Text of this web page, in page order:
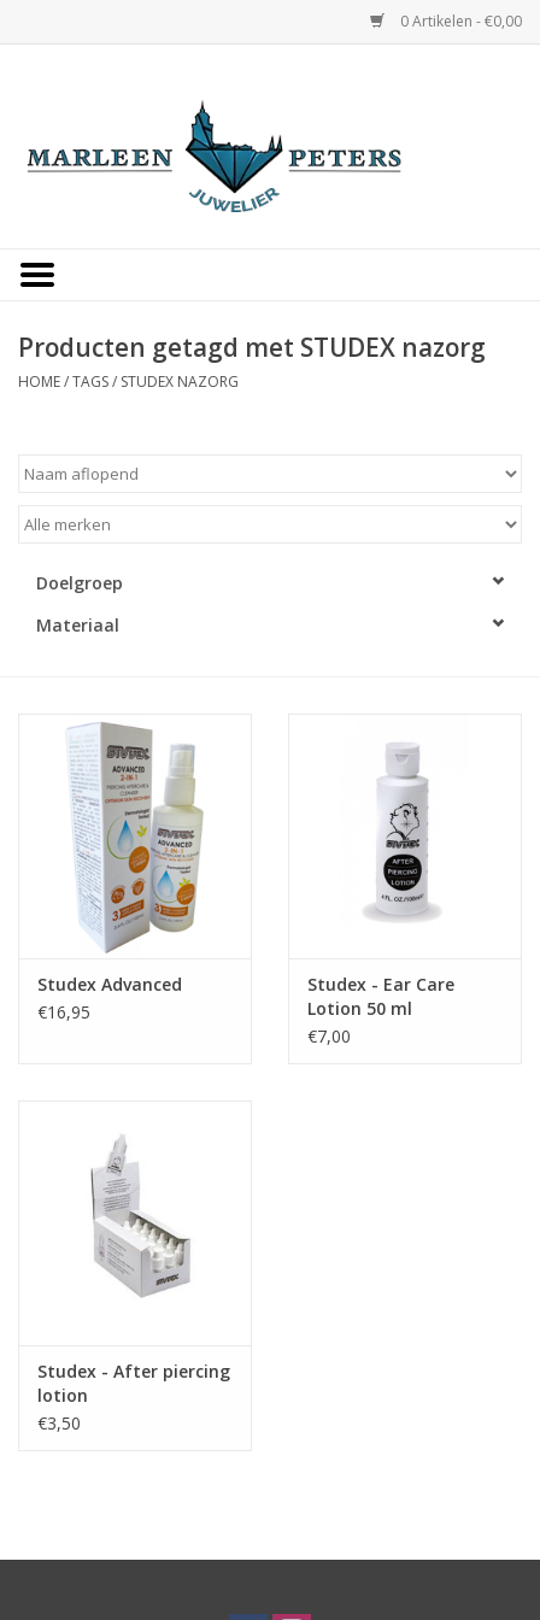
0 Artikelen - €0,00
Occasions
Overige
Merken
Producten getagd met STUDEX nazorg
HOME/TAGS/ STUDEX NAZORG
Doelgroep
Materiaal
Studex Advanced
€16,95
Studex - Ear Care
Lotion 50 ml
€7,00
Studex - After piercing
lotion
€3,50